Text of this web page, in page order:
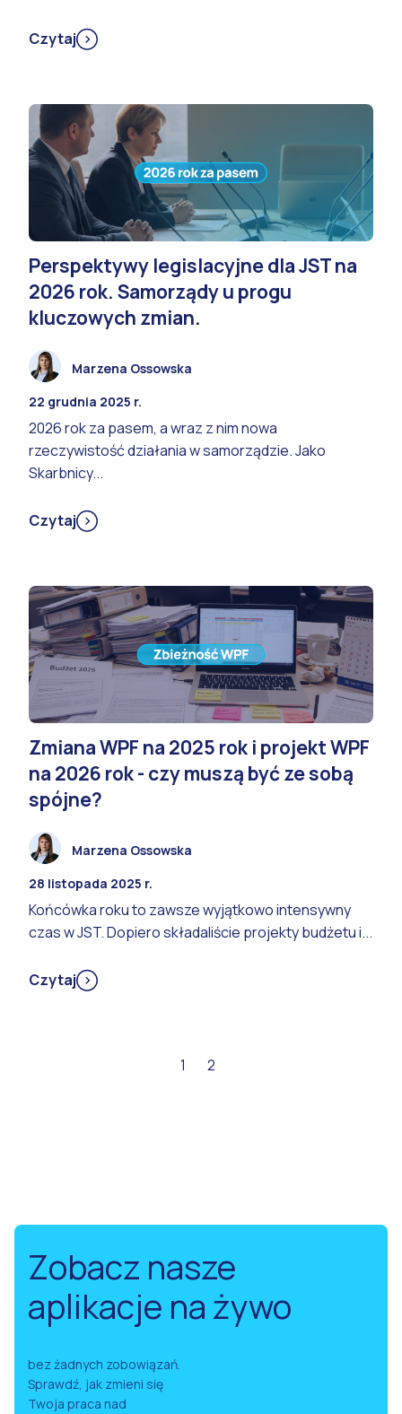
Czytaj
Perspektywy legislacyjne dla JST na
2026 rok. Samorządy u progu
kluczowych zmian.
Marzena Ossowska
22 grudnia 2025 r.
2026 rok za pasem, a wraz z nim nowa
rzeczywistość działania w samorządzie. Jako
Skarbnicy...
Czytaj
Zmiana WPF na 2025 rok i projekt WPF
na 2026 rok - czy muszą być ze sobą
spójne?
Marzena Ossowska
28 listopada 2025 r.
Końcówka roku to zawsze wyjątkowo intensywny
czas w JST. Dopiero składaliście projekty budżetu i...
Czytaj
1 2
Zobacz nasze
aplikacje na żywo
bez żadnych zobowiązań.
Sprawdź, jak zmieni się
Twoja praca nad